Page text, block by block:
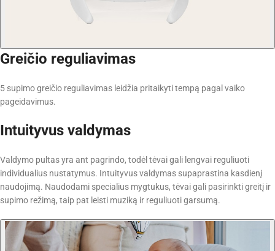
Greičio reguliavimas
5 supimo greičio reguliavimas leidžia pritaikyti tempą pagal vaiko
pageidavimus.
Intuityvus valdymas
Valdymo pultas yra ant pagrindo, todėl tėvai gali lengvai reguliuoti
individualius nustatymus. Intuityvus valdymas supaprastina kasdienį
naudojimą. Naudodami specialius mygtukus, tėvai gali pasirinkti greitį ir
supimo režimą, taip pat leisti muziką ir reguliuoti garsumą.